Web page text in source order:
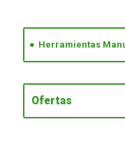
Herramientas
Ofertas